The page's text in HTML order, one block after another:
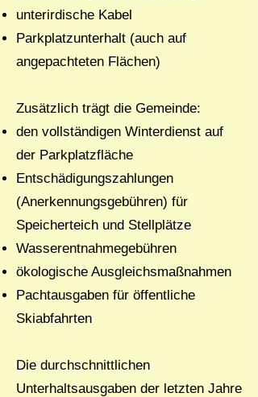
unterirdische Kabel
Parkplatzunterhalt (auch auf
angepachteten Flächen)
Zusätzlich trägt die Gemeinde:
den vollständigen Winterdienst auf
der Parkplatzfläche
Entschädigungszahlungen
(Anerkennungsgebühren) für
Speicherteich und Stellplätze
Wasserentnahmegebühren
ökologische Ausgleichsmaßnahmen
Pachtausgaben für öffentliche
Skiabfahrten
Die durchschnittlichen
Unterhaltsausgaben der letzten Jahre